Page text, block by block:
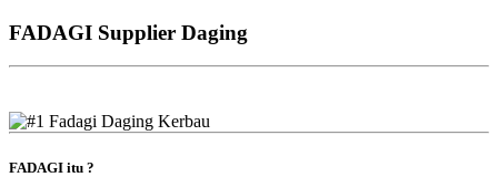
FADAGI Supplier Daging
FADAGI itu ?